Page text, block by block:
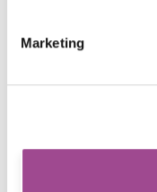
Marketing